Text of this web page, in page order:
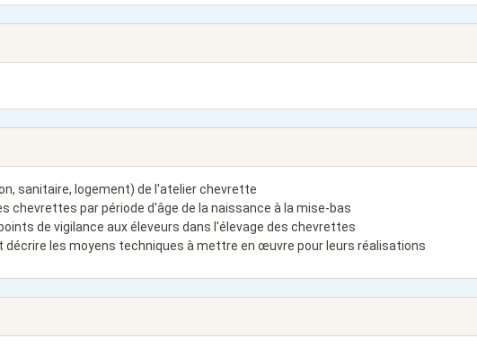
sanitaire, logement) de l'atelier chevrette
chevrettes par période d'âge de la naissance à la mise-bas
de vigilance aux éleveurs dans l'élevage des chevrettes
décrire les moyens techniques à mettre en œuvre pour leurs réalisations